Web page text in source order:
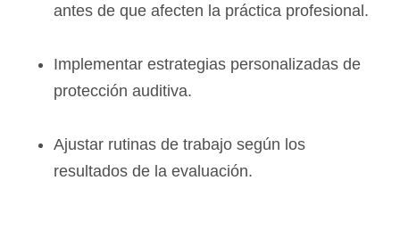
antes de que afecten la práctica profesional.
Implementar estrategias personalizadas de
protección auditiva.
Ajustar rutinas de trabajo según los
resultados de la evaluación.